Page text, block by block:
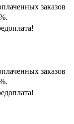
заказов
заказов